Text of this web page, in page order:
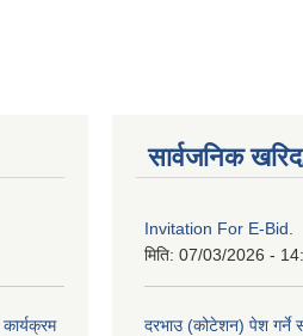
सार्वजनिक
Invitation For E-Bid.
मिति: 07/03/2026 -
दरभाउ (कोटेशन) पेश गर्ने